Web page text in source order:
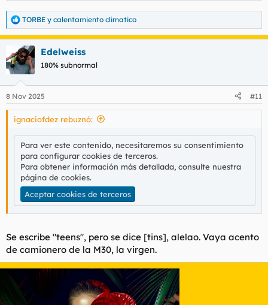
R
e
a
c
c
i
e
s
TORBE y calentamiento climatico
Edelweiss
180% subnormal
8 Nov 2025 #11
ignaciofdez rebuznó:
Para ver este contenido, necesitaremos su consentimiento
para configurar cookies de terceros.
Para obtener información más detallada, consulte nuestra
página de cookies.
Aceptar cookies de terceros
Se escribe "teens", pero se dice [tins], alelao. Vaya acento
de camionero de la M30, la virgen.